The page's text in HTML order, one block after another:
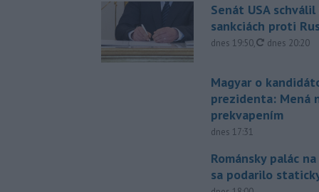
Senát USA
sankciách proti
dnes 19:50, aktualizované
dnes 20:20
Magyar o
prezidenta: Mená
prekvapením
dnes 17:31
Románsky palác
sa podarilo